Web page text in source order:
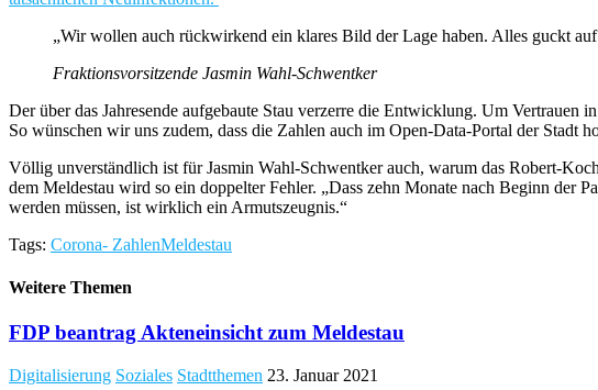
„Wir wollen auch rückwirkend ein klares Bild der Lage haben. Alles guckt
Fraktionsvorsitzende Jasmin Wahl-Schwentker
Der über das Jahresende aufgebaute Stau verzerre die Entwicklung. Um
So wünschen wir uns zudem, dass die Zahlen auch im Open-Data-Portal der Stadt
Völlig unverständlich ist für Jasmin Wahl-Schwentker auch, warum das Robert-
dem Meldestau wird so ein doppelter Fehler. „Dass zehn Monate nach Beginn der
werden müssen, ist wirklich ein Armutszeugnis.“
Tags: Corona- ZahlenMeldestau
Weitere Themen
FDP beantrag Akteneinsicht zum Meldestau
Digitalisierung Soziales Stadtthemen 23. Januar 2021